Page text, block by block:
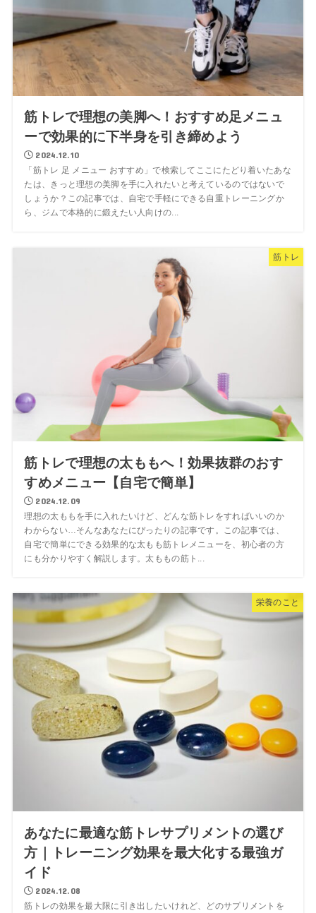
筋トレで理想の美脚へ！おすすめ足メニュ
ーで効果的に下半身を引き締めよう
2024.12.10
「筋トレ 足 メニュー おすすめ」で検索してここにたどり着いたあな
たは、きっと理想の美脚を手に入れたいと考えているのではないで
しょうか？この記事では、自宅で手軽にできる自重トレーニングか
ら、ジムで本格的に鍛えたい人向けの...
筋トレ
筋トレで理想の太ももへ！効果抜群のおす
すめメニュー【自宅で簡単】
2024.12.09
理想の太ももを手に入れたいけど、どんな筋トレをすればいいのか
わからない…そんなあなたにぴったりの記事です。この記事では、
自宅で簡単にできる効果的な太もも筋トレメニューを、初心者の方
にも分かりやすく解説します。太ももの筋ト...
栄養のこと
あなたに最適な筋トレサプリメントの選び
方｜トレーニング効果を最大化する最強ガ
イド
2024.12.08
筋トレの効果を最大限に引き出したいけれど、どのサプリメントを